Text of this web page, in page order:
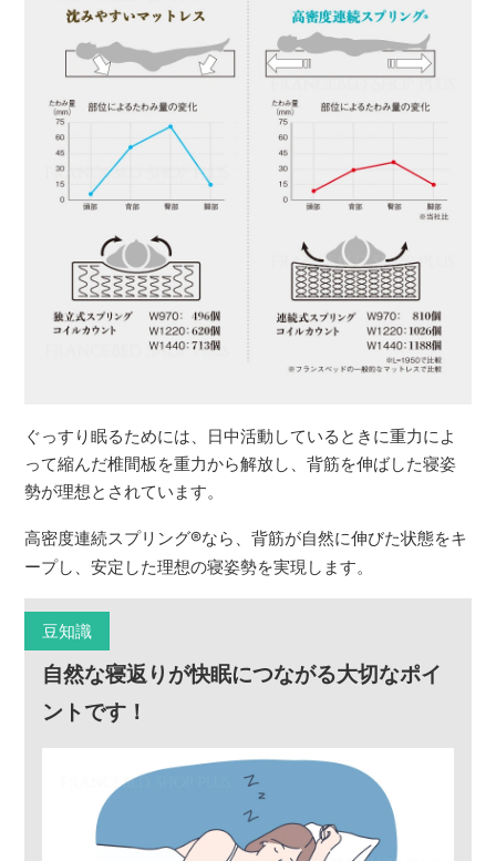
ぐっすり眠るためには、日中活動しているときに重力によ
って縮んだ椎間板を重力から解放し、背筋を伸ばした寝姿
勢が理想とされています。
高密度連続スプリング®なら、背筋が自然に伸びた状態をキ
ープし、安定した理想の寝姿勢を実現します。
豆知識
自然な寝返りが快眠につながる大切なポイ
ントです！